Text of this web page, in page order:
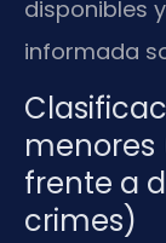
disponibles
informada
menores
frente a
crimes)